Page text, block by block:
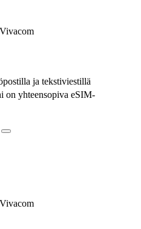
ja tekstiviestillä
on yhteensopiva eSIM-